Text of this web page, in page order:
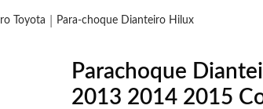
Toyota Para-choque Dianteiro Hilux
Parachoque
2013 2014 2015